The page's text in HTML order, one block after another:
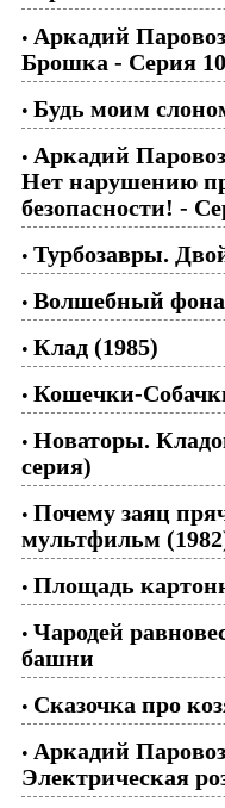
• Аркадий
Брошка - Серия
• Будь моим
• Аркадий
Нет нарушению
безопасности! -
• Турбозавры.
• Волшебный
• Клад (1985)
• Кошечки-
• Новаторы.
серия)
• Почему заяц
мультфильм
• Площадь
• Чародей
башни
• Сказочка про
• Аркадий
Электрическая